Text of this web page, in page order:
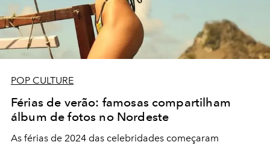
POP CULTURE
Férias de verão: famosas compartilham
álbum de fotos no Nordeste
As férias de 2024 das celebridades começaram